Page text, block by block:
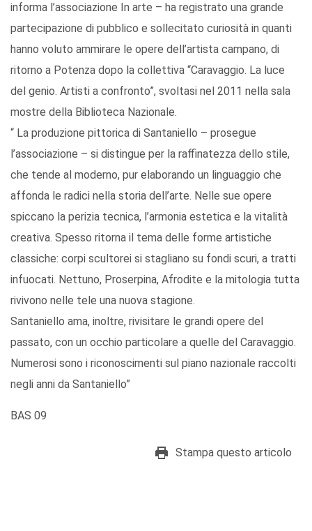
informa l’associazione In arte – ha registrato una grande
partecipazione di pubblico e sollecitato curiosità in quanti
hanno voluto ammirare le opere dell’artista campano, di
ritorno a Potenza dopo la collettiva “Caravaggio. La luce
del genio. Artisti a confronto”, svoltasi nel 2011 nella sala
mostre della Biblioteca Nazionale.
“ La produzione pittorica di Santaniello – prosegue
l’associazione – si distingue per la raffinatezza dello stile,
che tende al moderno, pur elaborando un linguaggio che
affonda le radici nella storia dell’arte. Nelle sue opere
spiccano la perizia tecnica, l’armonia estetica e la vitalità
creativa. Spesso ritorna il tema delle forme artistiche
classiche: corpi scultorei si stagliano su fondi scuri, a tratti
infuocati. Nettuno, Proserpina, Afrodite e la mitologia tutta
rivivono nelle tele una nuova stagione.
Santaniello ama, inoltre, rivisitare le grandi opere del
passato, con un occhio particolare a quelle del Caravaggio.
Numerosi sono i riconoscimenti sul piano nazionale raccolti
negli anni da Santaniello”
BAS 09
Stampa questo articolo